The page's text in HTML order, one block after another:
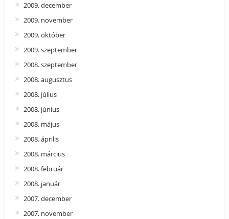
2009. december
2009. november
2009. október
2009. szeptember
2008. szeptember
2008. augusztus
2008. július
2008. június
2008. május
2008. április
2008. március
2008. február
2008. január
2007. december
2007. november